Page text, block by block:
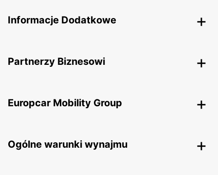
Informacje Dodatkowe
Partnerzy Biznesowi
Europcar Mobility Group
Ogólne warunki wynajmu